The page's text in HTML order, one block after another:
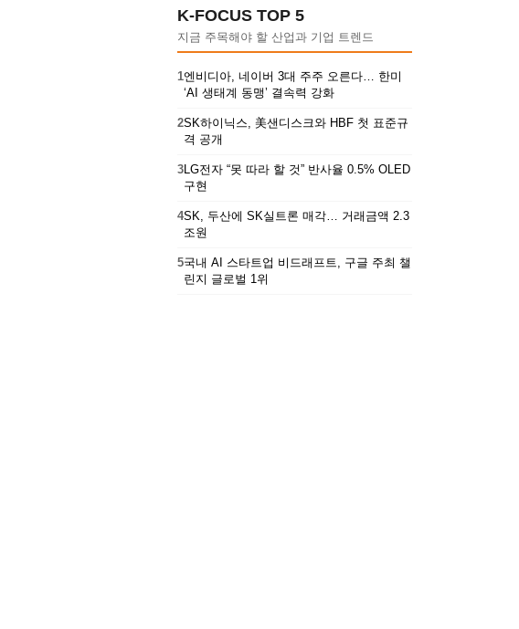
K-FOCUS TOP 5
지금 주목해야 할 산업과 기업 트렌드
1엔비디아, 네이버 3대 주주 오른다… 한미
‘AI 생태계 동맹’ 결속력 강화
2SK하이닉스, 美샌디스크와 HBF 첫 표준규
격 공개
3LG전자 “못 따라 할 것” 반사율 0.5% OLED
구현
4SK, 두산에 SK실트론 매각… 거래금액 2.3
조원
5국내 AI 스타트업 비드래프트, 구글 주최 챌
린지 글로벌 1위